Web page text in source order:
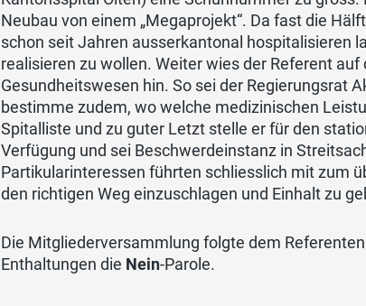
Neubau von einem „Megaprojekt“. Da fast die
schon seit Jahren ausserkantonal hospitalisieren
realisieren zu wollen. Weiter wies der Referent
Gesundheitswesen hin. So sei der Regierungsrat
bestimme zudem, wo welche medizinischen
Spitalliste und zu guter Letzt stelle er für den
Verfügung und sei Beschwerdeinstanz in
Partikularinteressen führten schliesslich mit zum
den richtigen Weg einzuschlagen und Einhalt zu
Die Mitgliederversammlung folgte dem
Enthaltungen die Nein-Parole.